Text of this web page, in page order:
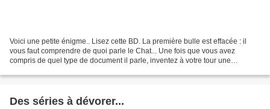
Voici une petite énigme.. Lisez cette BD. La première bulle est effacée : il
vous faut comprendre de quoi parle le Chat... Une fois que vous avez
compris de quel type de document il parle, inventez à votre tour une
Des séries à dévorer...